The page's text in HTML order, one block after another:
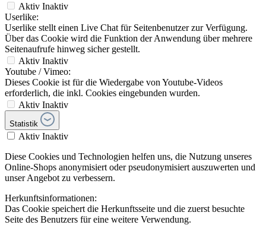
Aktiv Inaktiv
Userlike:
Userlike stellt einen Live Chat für Seitenbenutzer zur Verfügung.
Über das Cookie wird die Funktion der Anwendung über mehrere
Seitenaufrufe hinweg sicher gestellt.
Aktiv Inaktiv
Youtube / Vimeo:
Dieses Cookie ist für die Wiedergabe von Youtube-Videos
erforderlich, die inkl. Cookies eingebunden wurden.
Aktiv Inaktiv
Statistik
Aktiv Inaktiv
Diese Cookies und Technologien helfen uns, die Nutzung unseres
Online-Shops anonymisiert oder pseudonymisiert auszuwerten und
unser Angebot zu verbessern.
Herkunftsinformationen:
Das Cookie speichert die Herkunftsseite und die zuerst besuchte
Seite des Benutzers für eine weitere Verwendung.